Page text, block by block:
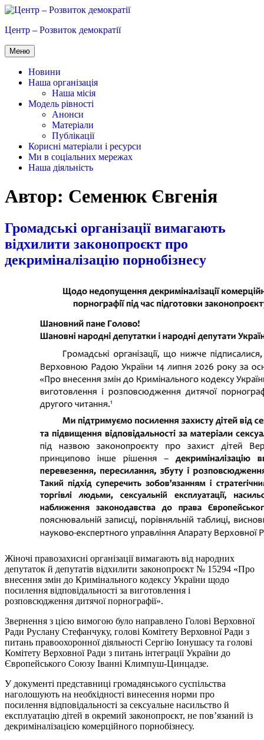
Перейти
вмісту
Центр – Розвиток демократії
Меню
Новини
Наша організація
Наша місія
Модель рівності
Анонси
Матеріали
Публікації
Корисні матеріали і ресурси
Ми в соціальних мережах
Наша діяльність
Автор: Семенюк Євгенія
Громадські організації вимагають
відхилити законопроєкт про
декриміналізацію порнобізнесу
Жіночі правозахисні організації вимагають від народних
депутаток й депутатів відхилити законопроєкт № 15294 «Про
внесення змін до Кримінального кодексу України щодо
посилення відповідальності за виготовлення і
розповсюдження дитячої порнографії».
Звернення з цією вимогою було направлено Голові Верховної
Ради Руслану Стефанчуку, голові Комітету Верховної Ради з
питань правоохоронної діяльності Сергію Іонушасу та голові
Комітету Верховної Ради з питань інтеграції України до
Європейського Союзу Іванні Климпуш-Цинцадзе.
У документі представниці громадянського суспільства
наголошують на необхідності винесення норми про
посилення відповідальності за сексуальне насильство й
експлуатацію дітей в окремий законопроєкт, не пов’язаний із
декриміналізацією комерційного порнобізнесу.